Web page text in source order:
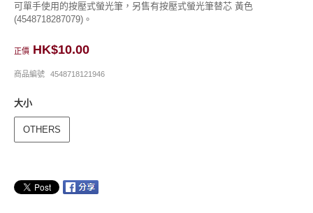
可單手使用的按壓式螢光筆，另售有按壓式螢光筆替芯 黃色
(4548718287079)。
正價 HK$10.00
商品編號 4548718121946
大小
OTHERS